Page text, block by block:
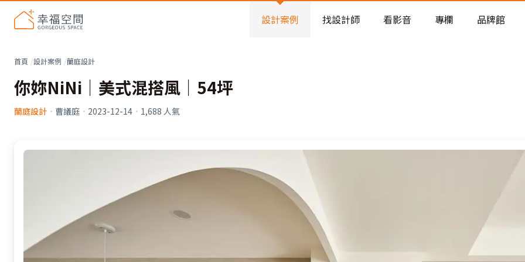
看不見的居家風險和翻新關鍵
老屋預算分配與高 CP 值煥新術
設計案例 找設計師 看影音 專欄 品牌館
首頁 設計案例 蘭庭設計
你妳NiNi│美式混搭風│54坪
蘭庭設計 · 曹議庭 · 2023-12-14 · 1,688 人氣